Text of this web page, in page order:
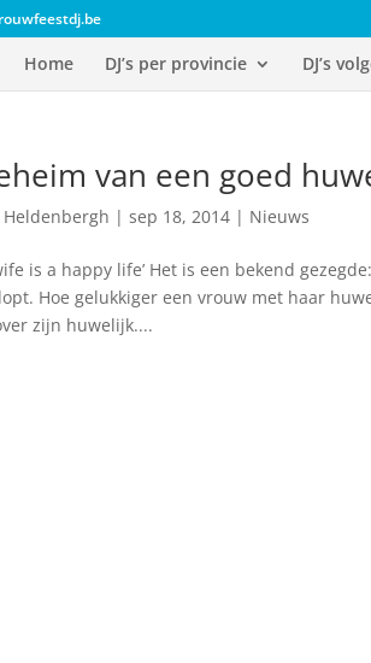
Home DJ’s per provincie DJ’s
van een goed
|sep 18, 2014 | Nieuws
is a happy life’ Het is een bekend
Hoe gelukkiger een vrouw met haar
zijn huwelijk....